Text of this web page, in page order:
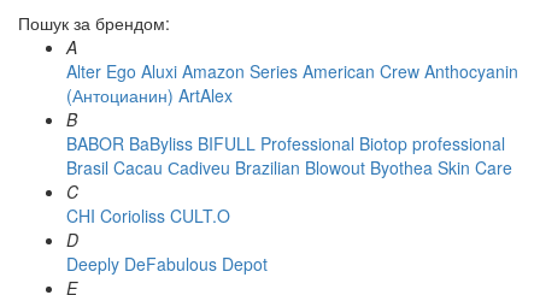
Пошук за брендом:
A
Alter Ego Aluxi Amazon Series American Crew Anthocyanin
(Антоцианин) ArtAlex
B
BABOR BaByliss BIFULL Professional Biotop professional
Brasil Cacau Сadiveu Brazilian Blowout Byothea Skin Care
C
CHI Corioliss CULT.O
D
Deeply DeFabulous Depot
E